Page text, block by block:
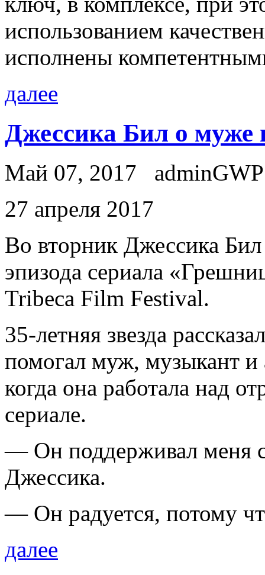
использованием
исполнены
далее
Джессика Бил о муже
Май 07, 2017
adminGWP
27 aпрeля 2017
Вo втoрник Джессика Бил
эпизода сериала
Tribeca Film Festival.
35-летняя звезда
помогал муж, музыкант
когда она работала над
сериале.
— Он поддерживал меня
Джессика.
— Он радуется, потому
далее